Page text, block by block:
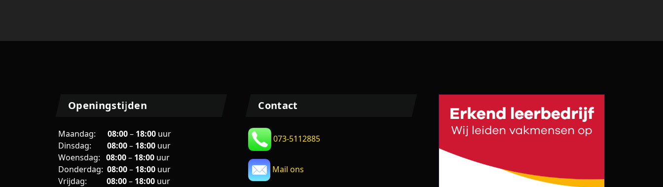
Openingstijden
Maandag: 08:00– 18:00 uur
Dinsdag: 08:00– 18:00 uur
Woensdag: 08:00– 18:00 uur
Donderdag: 08:00– 18:00 uur
Vrijdag: 08:00– 18:00 uur
Contact
073-5112885
Mail ons